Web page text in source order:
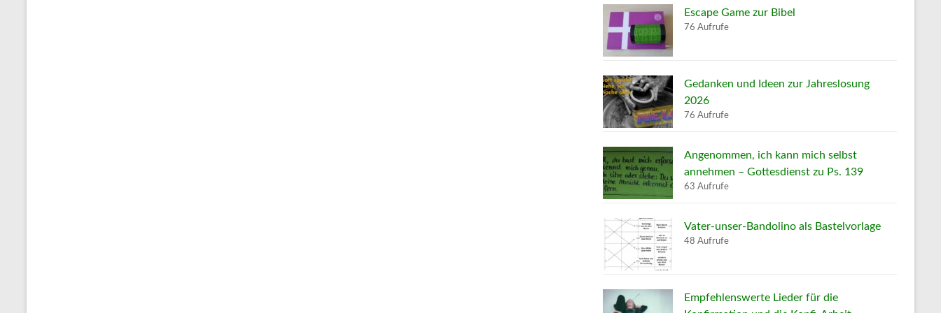
Escape Game zur Bibel
76 Aufrufe
Gedanken und Ideen zur Jahreslosung
2026
76 Aufrufe
Angenommen, ich kann mich selbst
annehmen – Gottesdienst zu Ps. 139
63 Aufrufe
Vater-unser-Bandolino als Bastelvorlage
48 Aufrufe
Empfehlenswerte Lieder für die